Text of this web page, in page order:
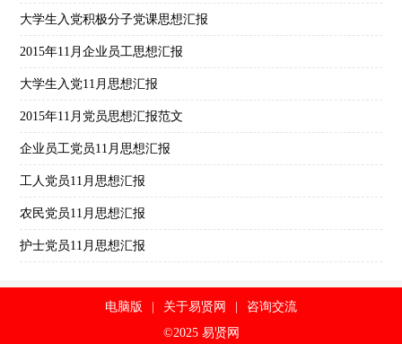
大学生入党积极分子党课思想汇报
2015年11月企业员工思想汇报
大学生入党11月思想汇报
2015年11月党员思想汇报范文
企业员工党员11月思想汇报
工人党员11月思想汇报
农民党员11月思想汇报
护士党员11月思想汇报
电脑版 关于易贤网
咨询交流
©2025 易贤网